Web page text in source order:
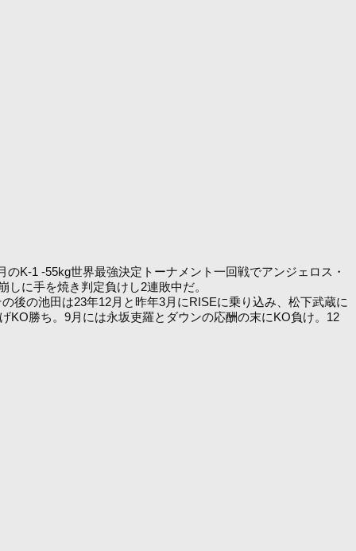
K-1 -55kg世界最強決定トーナメント一回戦でアンジェロス・
に手を焼き判定負けし2連敗中だ。
後の池田は23年12月と昨年3月にRISEに乗り込み、松下武蔵に
KO勝ち。9月には永坂吏羅とダウンの応酬の末にKO負け。12